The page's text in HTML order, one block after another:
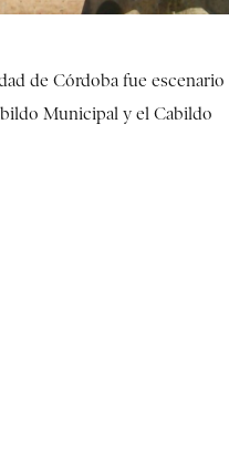
de Córdoba fue escenario
Municipal y el Cabildo